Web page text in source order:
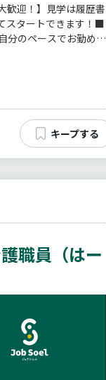
歓迎！】見学は履歴書
スタートできます！■
分のペースでお勤めさ
職員（はー